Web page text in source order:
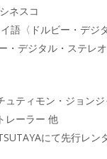
ネスコ
語〈ドルビー・デジ
・デジタル・ステレオ
ュティモン・ジョン
レーラー 他
にて先行レン